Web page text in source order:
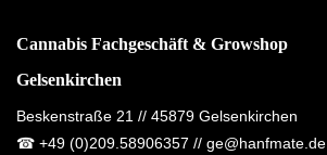
Cannabis Fachgeschäft & Growshop
Gelsenkirchen
Beskenstraße 21 // 45879 Gelsenkirchen
☎ +49 (0)209.58906357 // ge@hanfmate.de